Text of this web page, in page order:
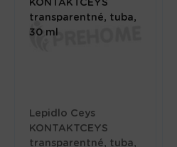
Lepidlo Ceys
KONTAKTCEYS
transparentné, tuba,